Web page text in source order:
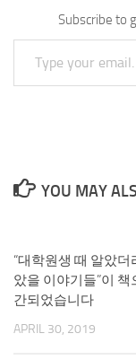
Subscribe to
Type your email…
YOU MAY
“대학원생 때 알았더
았을 이야기들”이 책
간되었습니다
APRIL 30, 2019